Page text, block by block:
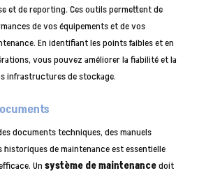
et de reporting. Ces outils permettent de
de vos équipements et de vos
En identifiant les points faibles et en
vous pouvez améliorer la fiabilité et la
infrastructures de stockage.
documents techniques, des manuels
historiques de maintenance est essentielle
Un système de maintenancedoit